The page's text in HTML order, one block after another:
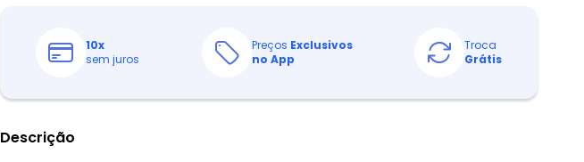
10x
sem juros
Preços Exclusivos
no App
Troca
Grátis
Descrição